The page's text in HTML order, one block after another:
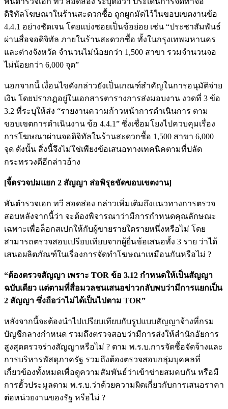
ดิจิทัลโฆษณาในร้านสะดวกซื้อ ถูกผูกมัดไว้ในขอบเขตงานข้อ
4.4.1 อย่างชัดเจน โดยแบ่งซอยเป็นข้อย่อย เช่น “ประชาสัมพันธ์
ผ่านสื่อจอดิจิทัล ภายในร้านสะดวกซื้อ ทั้งในกรุงเทพมหานคร
และต่างจังหวัด จำนวนไม่น้อยกว่า 1,500 สาขา รวมจำนวนจอ
ไม่น้อยกว่า 6,000 จุด”
นอกจากนี้ เงื่อนไขดังกล่าวยังเป็นเกณฑ์สำคัญในการอนุมัติจ่าย
เงิน โดยปรากฏอยู่ในเอกสารตารางการส่งมอบงาน งวดที่ 3 ข้อ
3.2 ที่ระบุให้ส่ง “รายงานความก้าวหน้าการดำเนินการ ตาม
ขอบเขตการดำเนินงาน ข้อ 4.4.1” ซึ่งเชื่อมโยงไปควบคุมเรื่อง
การโฆษณาผ่านจอดิจิทัลในร้านสะดวกซื้อ 1,500 สาขา 6,000
จุด ดังนั้น สิ่งนี้จึงไม่ใช่เพียงข้อเสนอทางเทคนิคตามที่ปลัด
กระทรวงดีอีกล่าวอ้าง
[จี้ตรวจปมแยก 2 สัญญา ส่อพิรุธขัดขอบเขตงาน]
พันตำรวจเอก ทวี สอดส่อง กล่าวเพิ่มเติมถึงแนวทางการตรวจ
สอบหลังจากนี้ว่า จะต้องพิจารณาว่ามีการกำหนดคุณลักษณะ
เฉพาะเพื่อล็อกสเปกให้กับผู้ขายรายใดรายหนึ่งหรือไม่ โดย
สามารถตรวจสอบเปรียบเทียบจากผู้ยื่นข้อเสนอทั้ง 3 ราย ว่าได้
เสนอผลิตภัณฑ์ในเรื่องการจัดทำโฆษณาเหมือนกันหรือไม่ ?
“ต้องตรวจสัญญา เพราะ TOR ข้อ 3.12 กำหนดให้เป็นสัญญา
ฉบับเดียว แต่ตามที่สื่อมวลชนเสนอข่าวกลับพบว่ามีการแยกเป็น
2 สัญญา ซึ่งถือว่าไม่ได้เป็นไปตาม TOR”
หลังจากนี้จะต้องนำไปเปรียบเทียบกับรูปแบบสัญญาจ้างที่กรม
บัญชีกลางกำหนด รวมถึงตรวจสอบว่ามีการส่งให้สำนักอัยการ
สูงสุดตรวจร่างสัญญาหรือไม่ ? ตาม พ.ร.บ.การจัดซื้อจัดจ้างและ
การบริหารพัสดุภาครัฐ รวมถึงต้องตรวจสอบกลุ่มบุคคลที่
เกี่ยวข้องทั้งหมดเพื่อดูความสัมพันธ์ว่าเข้าข่ายสมคบกัน หรือมี
การฮั้วประมูลตาม พ.ร.บ.ว่าด้วยความผิดเกี่ยวกับการเสนอราคา
ต่อหน่วยงานของรัฐ หรือไม่ ?